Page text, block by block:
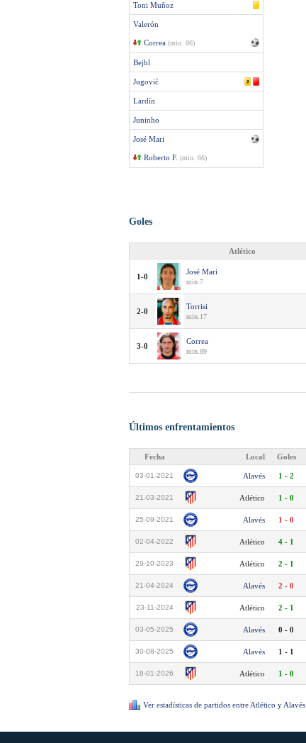
Toni Muñoz
Valerón
Correa (min. 86)
Bejbl
Jugović
Lardín
Juninho
José Mari
Roberto F. (min. 66)
Goles
Atlético
1-0
José Mari
min.7
2-0
Torrisi
min.17
3-0
Correa
min.89
Últimos enfrentamientos
Fecha Local Goles
03-01-2021 Alavés 1 - 2
21-03-2021 Atlético 1 - 0
25-09-2021 Alavés 1 - 0
02-04-2022 Atlético 4 - 1
29-10-2023 Atlético 2 - 1
21-04-2024 Alavés 2 - 0
23-11-2024 Atlético 2 - 1
03-05-2025 Alavés 0 - 0
30-08-2025 Alavés 1 - 1
18-01-2026 Atlético 1 - 0
Ver estadísticas de partidos entre Atlético y Alavés